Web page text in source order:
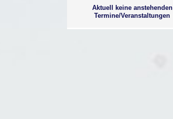
Aktuell keine anstehenden
Termine/Veranstaltungen